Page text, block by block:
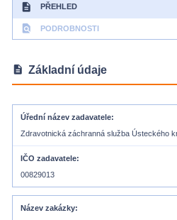
description PŘEHLED
find_in_page PODROBNOSTI
description Základní údaje
Úřední název zadavatele
Zdravotnická záchranná služba Ústeckého
IČO zadavatele
00829013
Název zakázky